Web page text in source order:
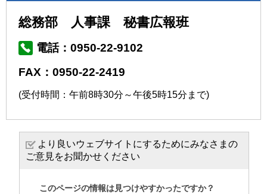
総務部 人事課 秘書広報班
電話：0950-22-9102
FAX：0950-22-2419
(受付時間：午前8時30分～午後5時15分まで)
より良いウェブサイトにするためにみなさまの
ご意見をお聞かせください
このページの情報は見つけやすかったですか？